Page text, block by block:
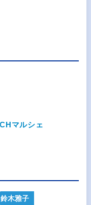
マルシェ
鈴木雅子